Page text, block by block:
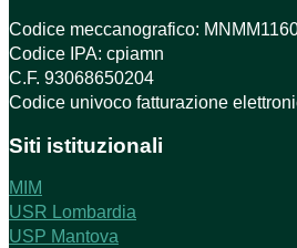
Codice meccanografico:
Codice IPA: cpiamn
C.F. 93068650204
Codice univoco fatturazione
Siti istituzionali
MIM
USR Lombardia
USP Mantova